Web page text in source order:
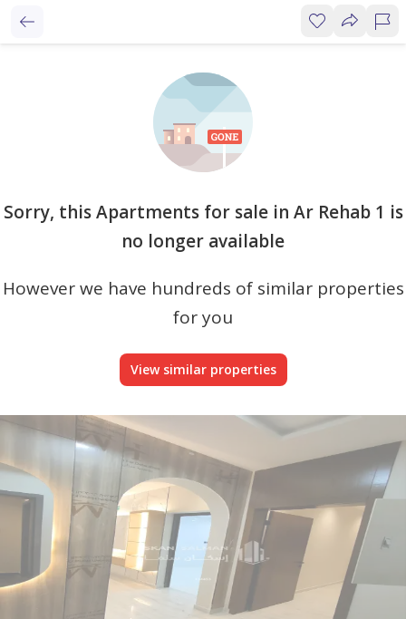
Sorry, this Apartments for sale in Ar Rehab 1 is
no longer available
However we have hundreds of similar properties
for you
View similar properties